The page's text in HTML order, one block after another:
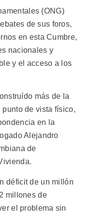
(ONG)
de sus foros,
en esta Cumbre,
nacionales y
y el acceso a los
más de la
de vista físico,
en la
Alejandro
de
déficit de un millón
millones de
el problema sin